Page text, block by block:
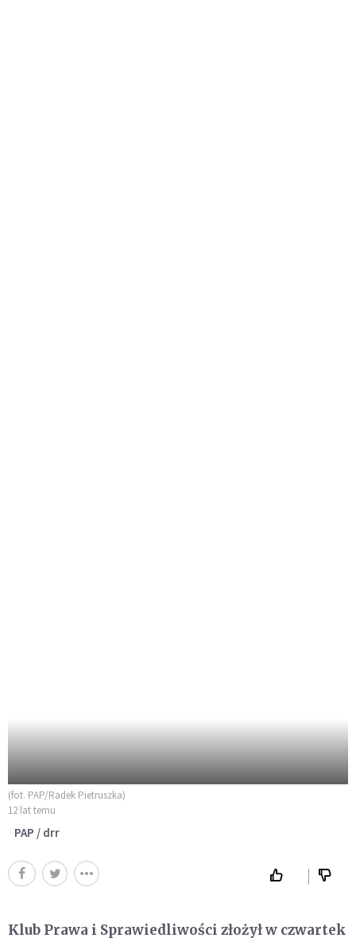
(fot. PAP/Radek Pietruszka)
12 lat temu
PAP / drr
Klub Prawa i Sprawiedliwości złożył w czwartek